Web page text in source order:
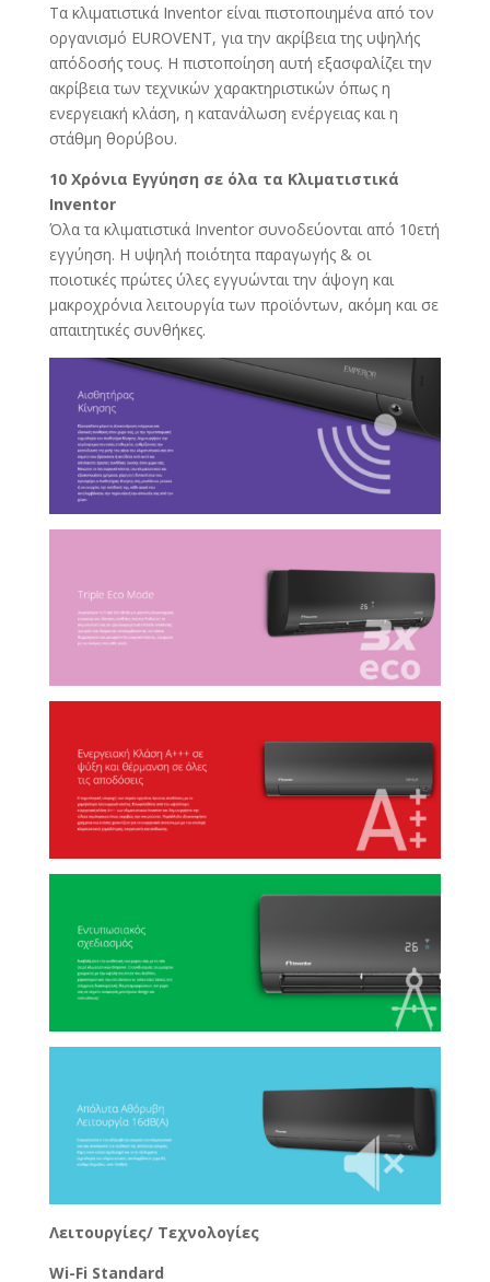
Τα κλιματιστικά Inventor είναι πιστοποιημένα από τον
οργανισμό EUROVENT, για την ακρίβεια της υψηλής
απόδοσής τους. Η πιστοποίηση αυτή εξασφαλίζει την
ακρίβεια των τεχνικών χαρακτηριστικών όπως η
ενεργειακή κλάση, η κατανάλωση ενέργειας και η
στάθμη θορύβου.
10 Χρόνια Εγγύηση σε όλα τα Κλιματιστικά
Inventor
Όλα τα κλιματιστικά Inventor συνοδεύονται από 10ετή
εγγύηση. Η υψηλή ποιότητα παραγωγής & οι
ποιοτικές πρώτες ύλες εγγυώνται την άψογη και
μακροχρόνια λειτουργία των προϊόντων, ακόμη και σε
απαιτητικές συνθήκες.
Λειτουργίες/ Τεχνολογίες
Wi-Fi Standard